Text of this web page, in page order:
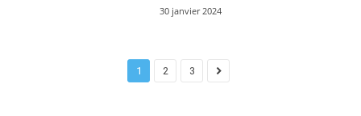
30 janvier 2024
1 2 3